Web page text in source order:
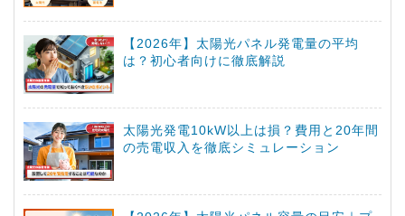
【2026年】太陽光パネル発電量の平均
は？初心者向けに徹底解説
太陽光発電10kW以上は損？費用と20年間
の売電収入を徹底シミュレーション